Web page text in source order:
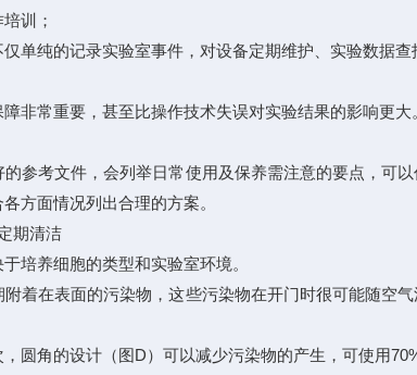
训；
纯的记录实验室事件，对设备定期维护、实验数据查
常重要，甚至比操作技术失误对实验结果的影响更大
考文件，会列举日常使用及保养需注意的要点，可
方面情况列出合理的方案。
期清洁
养细胞的类型和实验室环境。
在表面的污染物，这些污染物在开门时很可能随空
角的设计（图D）可以减少污染物的产生，可使用